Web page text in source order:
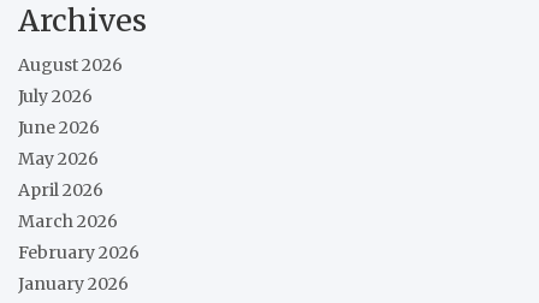
Archives
August 2026
July 2026
June 2026
May 2026
April 2026
March 2026
February 2026
January 2026